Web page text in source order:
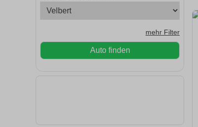
mehr Filter
Auto finden